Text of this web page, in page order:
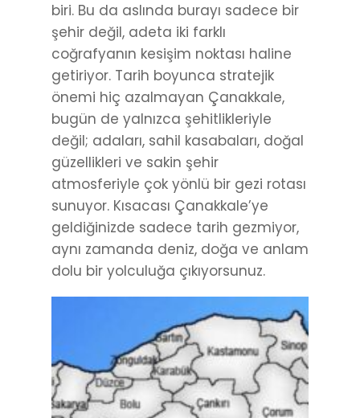
biri. Bu da aslında burayı sadece bir
şehir değil, adeta iki farklı
coğrafyanın kesişim noktası haline
getiriyor. Tarih boyunca stratejik
önemi hiç azalmayan Çanakkale,
bugün de yalnızca şehitlikleriyle
değil; adaları, sahil kasabaları, doğal
güzellikleri ve sakin şehir
atmosferiyle çok yönlü bir gezi rotası
sunuyor. Kısacası Çanakkale’ye
geldiğinizde sadece tarih gezmiyor,
aynı zamanda deniz, doğa ve anlam
dolu bir yolculuğa çıkıyorsunuz.